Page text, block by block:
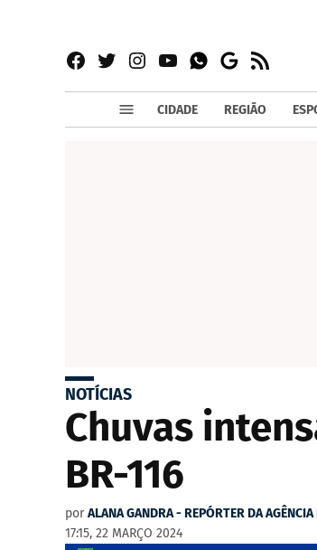
Facebook
TwitterInstagram
YouTubeWhatsapp
Google
News
RSS
CIDADE REGIÃO
NOTÍCIAS
Chuvas
BR-116
por ALANA GANDRA - REPÓRTER DA
17:15, 22 MARÇO 2024